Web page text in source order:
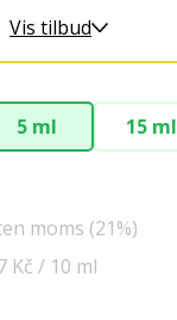
Vis tilbud
5 ml 15 ml
moms (21%)
Kč / 10 ml